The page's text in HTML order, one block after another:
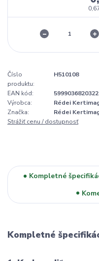
Číslo
produktu:
H510108
EAN kód:
5999036820322
Výrobca:
Rédei
Značka:
Rédei
Strážiť cenu / dostupnosť
Kompletné
Kompletné